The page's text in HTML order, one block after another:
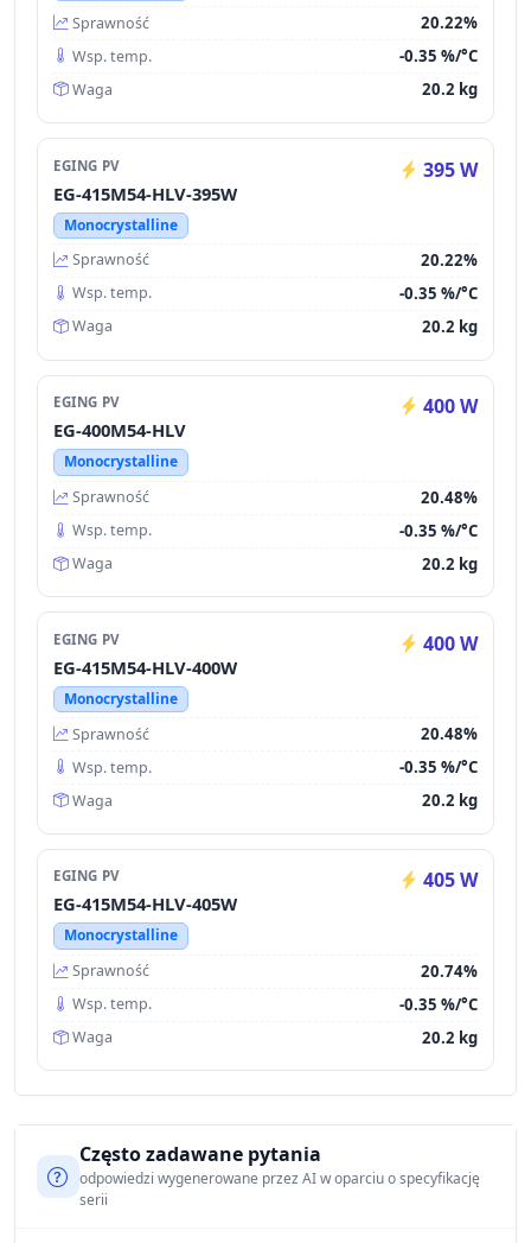
Sprawność
20.22%
Wsp. temp. -0.35 %/°C
Waga 20.2 kg
EGING PV 395 W
EG-415M54-HLV-395W
Monocrystalline
Sprawność
20.22%
Wsp. temp. -0.35 %/°C
Waga 20.2 kg
EGING PV 400 W
EG-400M54-HLV
Monocrystalline
Sprawność
20.48%
Wsp. temp. -0.35 %/°C
Waga 20.2 kg
EGING PV 400 W
EG-415M54-HLV-400W
Monocrystalline
Sprawność
20.48%
Wsp. temp. -0.35 %/°C
Waga 20.2 kg
EGING PV 405 W
EG-415M54-HLV-405W
Monocrystalline
Sprawność
20.74%
Wsp. temp. -0.35 %/°C
Waga 20.2 kg
Często zadawane pytania
odpowiedzi wygenerowane przez AI w oparciu o specyfikację
serii